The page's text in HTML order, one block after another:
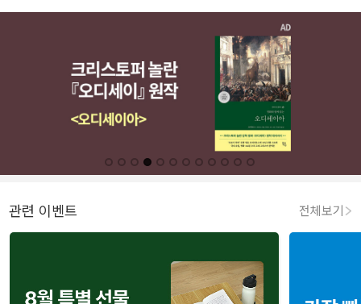
관련 이벤트 전체보기